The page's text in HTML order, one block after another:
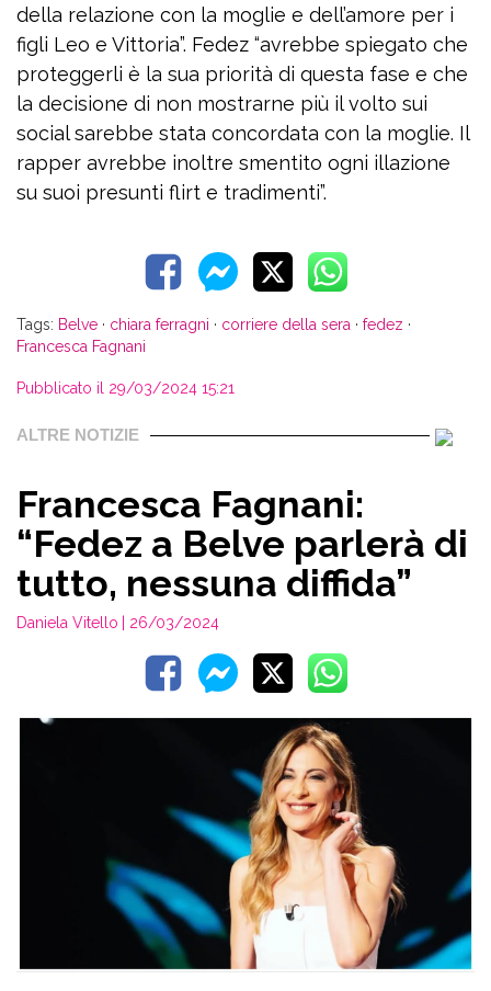
della relazione con la moglie e dell’amore per i
figli Leo e Vittoria”. Fedez “avrebbe spiegato che
proteggerli è la sua priorità di questa fase e che
la decisione di non mostrarne più il volto sui
social sarebbe stata concordata con la moglie. Il
rapper avrebbe inoltre smentito ogni illazione
su suoi presunti flirt e tradimenti”.
Tags: Belve · chiara ferragni · corriere della sera · fedez ·
Francesca Fagnani
Pubblicato il 29/03/2024 15:21
ALTRE NOTIZIE
Francesca Fagnani:
“Fedez a Belve parlerà di
tutto, nessuna diffida”
Daniela Vitello | 26/03/2024